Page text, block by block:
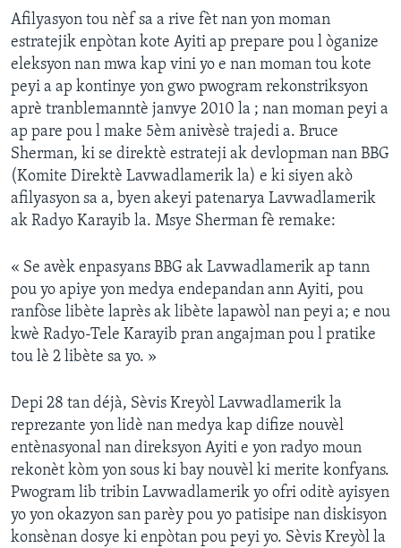
Afilyasyon tou nèf sa a rive fèt nan yon moman
estratejik enpòtan kote Ayiti ap prepare pou l òganize
eleksyon nan mwa kap vini yo e nan moman tou kote
peyi a ap kontinye yon gwo pwogram rekonstriksyon
aprè tranblemanntè janvye 2010 la ; nan moman peyi a
ap pare pou l make 5èm anivèsè trajedi a. Bruce
Sherman, ki se direktè estrateji ak devlopman nan BBG
(Komite Direktè Lavwadlamerik la) e ki siyen akò
afilyasyon sa a, byen akeyi patenarya Lavwadlamerik
ak Radyo Karayib la. Msye Sherman fè remake:
« Se avèk enpasyans BBG ak Lavwadlamerik ap tann
pou yo apiye yon medya endepandan ann Ayiti, pou
ranfòse libète laprès ak libète lapawòl nan peyi a; e nou
kwè Radyo-Tele Karayib pran angajman pou l pratike
tou lè 2 libète sa yo. »
Depi 28 tan déjà, Sèvis Kreyòl Lavwadlamerik la
reprezante yon lidè nan medya kap difize nouvèl
entènasyonal nan direksyon Ayiti e yon radyo moun
rekonèt kòm yon sous ki bay nouvèl ki merite konfyans.
Pwogram lib tribin Lavwadlamerik yo ofri oditè ayisyen
yo yon okazyon san parèy pou yo patisipe nan diskisyon
konsènan dosye ki enpòtan pou peyi yo. Sèvis Kreyòl la